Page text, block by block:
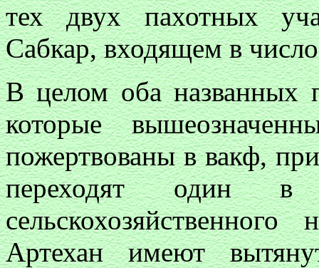
тех двух пахотных
Сабкар, входящем в
В целом оба названных
которые
пожертвованы в вакф,
переходят один в
Артехан имеют